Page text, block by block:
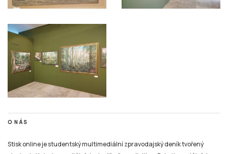
O NÁS
Stisk online je studentský multimediální zpravodajský deník tvořený